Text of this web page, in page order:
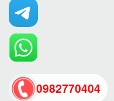
0982770404